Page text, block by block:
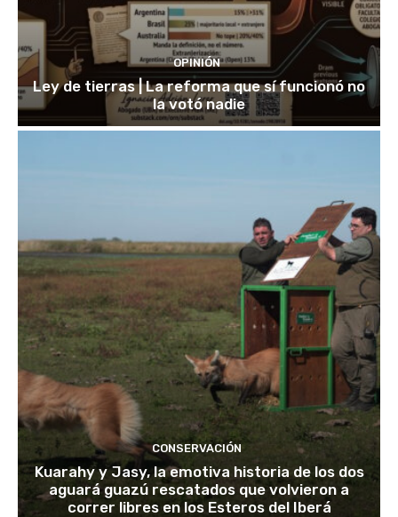
OPINIÓN
Ley de tierras | La reforma que sí funcionó no
la votó nadie
CONSERVACIÓN
Kuarahy y Jasy, la emotiva historia de los dos
aguará guazú rescatados que volvieron a
correr libres en los Esteros del Iberá